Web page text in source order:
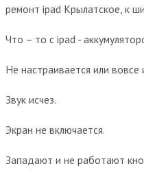
ремонт ipad Крылатское, к
Что – то с ipad -
Не настраивается или вовсе
Звук исчез.
Экран не включается.
Западают и не работают